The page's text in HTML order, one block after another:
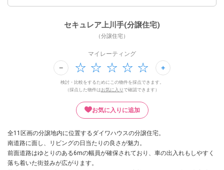
セキュレア上川手(分譲住宅)
（分譲住宅）
マイレーティング
検討・比較をするためにこの物件を採点できます。
（採点した物件は お気に入り で確認できます）
お気に入りに追加
全11区画の分譲地内に位置するダイワハウスの分譲住宅。
南道路に面し、リビングの日当たりの良さが魅力。
前面道路はゆとりのある6mの幅員が確保されており、車の出入れもしやすく
落ち着いた街並みが広がります。